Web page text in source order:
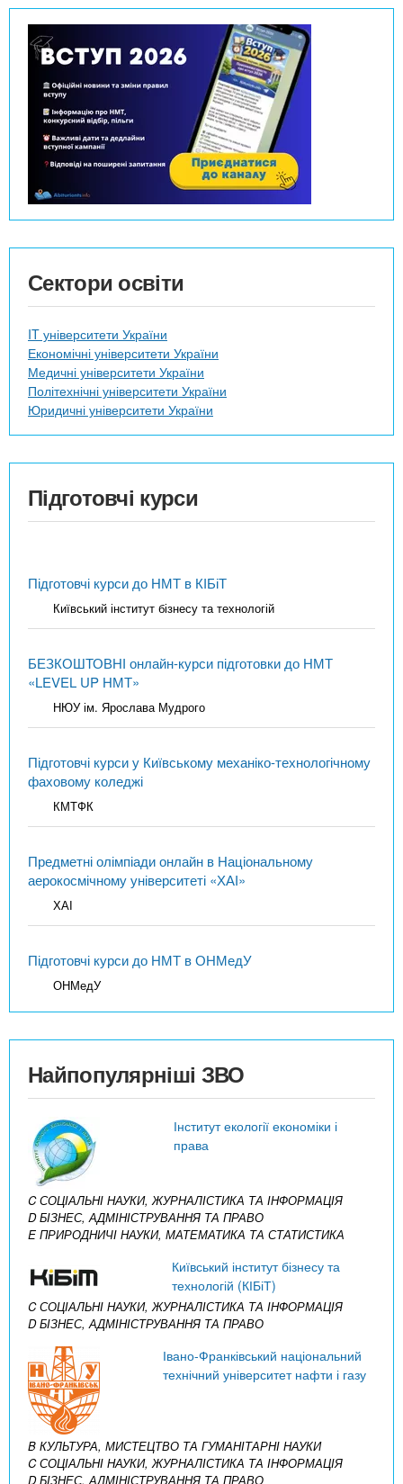
Сектори освіти
IT університети України
Економічні університети України
Медичні університети України
Політехнічні університети України
Юридичні університети України
Підготовчі курси
Підготовчі курси до НМТ в КІБіТ
Київський інститут бізнесу та технологій
БЕЗКОШТОВНІ онлайн-курси підготовки до НМТ
«LEVEL UP НМТ»
НЮУ ім. Ярослава Мудрого
Підготовчі курси у Київському механіко-технологічному
фаховому коледжі
КМТФК
Предметні олімпіади онлайн в Національному
аерокосмічному університеті «ХАІ»
ХАІ
Підготовчі курси до НМТ в ОНМедУ
ОНМедУ
Найпопулярніші ЗВО
Інститут екології економіки і
права
C СОЦІАЛЬНІ НАУКИ, ЖУРНАЛІСТИКА ТА ІНФОРМАЦІЯ
D БІЗНЕС, АДМІНІСТРУВАННЯ ТА ПРАВО
E ПРИРОДНИЧІ НАУКИ, МАТЕМАТИКА ТА СТАТИСТИКА
Київський інститут бізнесу та
технологій (КІБіТ)
C СОЦІАЛЬНІ НАУКИ, ЖУРНАЛІСТИКА ТА ІНФОРМАЦІЯ
D БІЗНЕС, АДМІНІСТРУВАННЯ ТА ПРАВО
Івано-Франківський національний
технічний університет нафти і газу
B КУЛЬТУРА, МИСТЕЦТВО ТА ГУМАНІТАРНІ НАУКИ
C СОЦІАЛЬНІ НАУКИ, ЖУРНАЛІСТИКА ТА ІНФОРМАЦІЯ
D БІЗНЕС, АДМІНІСТРУВАННЯ ТА ПРАВО